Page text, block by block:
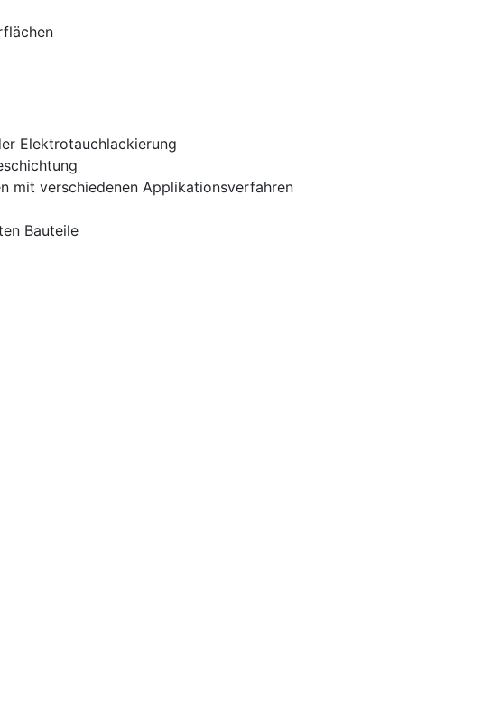
Elektrotauchlackierung
mit verschiedenen Applikationsverfahren
Bauteile